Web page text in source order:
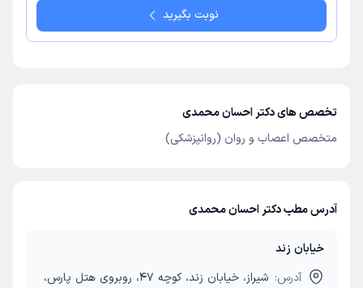
نوبت بگیرید
تخصص های دکتر احسان محمدی
متخصص اعصاب و روان (روانپزشکی)
آدرس مطب دکتر احسان محمدی
خیابان زند
آدرس:
شیراز، خیابان زند، کوچه 47، روبروی هتل پارس،